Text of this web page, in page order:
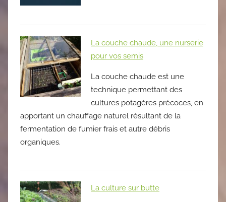
La couche chaude, une nurserie
pour vos semis
La couche chaude est une
technique permettant des
cultures potagères précoces, en
apportant un chauffage naturel résultant de la
fermentation de fumier frais et autre débris
organiques.
La culture sur butte